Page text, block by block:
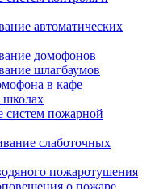
автоматических
домофонов
шлагбаумов
в кафе
пожарной
слаботочных
пожаротушения
о пожаре